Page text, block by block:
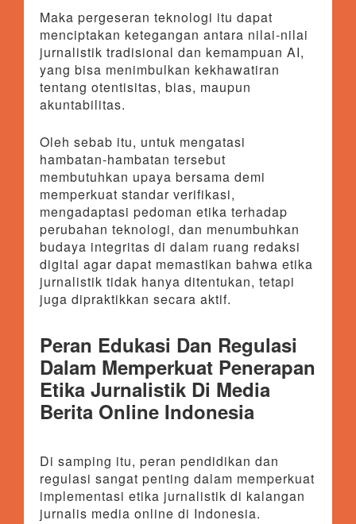
Maka pergeseran teknologi itu dapat
menciptakan ketegangan antara nilai-nilai
jurnalistik tradisional dan kemampuan AI,
yang bisa menimbulkan kekhawatiran
tentang otentisitas, bias, maupun
akuntabilitas.
Oleh sebab itu, untuk mengatasi
hambatan-hambatan tersebut
membutuhkan upaya bersama demi
memperkuat standar verifikasi,
mengadaptasi pedoman etika terhadap
perubahan teknologi, dan menumbuhkan
budaya integritas di dalam ruang redaksi
digital agar dapat memastikan bahwa etika
jurnalistik tidak hanya ditentukan, tetapi
juga dipraktikkan secara aktif.
Peran Edukasi Dan Regulasi
Dalam Memperkuat Penerapan
Etika Jurnalistik Di Media
Berita Online Indonesia
Di samping itu, peran pendidikan dan
regulasi sangat penting dalam memperkuat
implementasi etika jurnalistik di kalangan
jurnalis media online di Indonesia.